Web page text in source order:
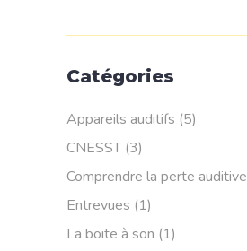
Catégories
Appareils auditifs (5)
CNESST (3)
Comprendre la perte auditive
Entrevues (1)
La boite à son (1)